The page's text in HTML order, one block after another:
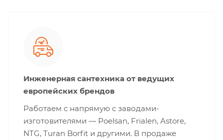
Инженерная сантехника от ведущих
европейских брендов
Работаем с напрямую с заводами-
изготовителями — Poelsan, Frialen, Astore,
NTG, Turan Borfit и другими. В продаже